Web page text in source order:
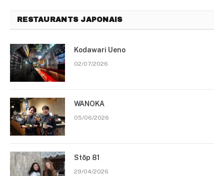
RESTAURANTS JAPONAIS
Kodawari Ueno
02/07/2026
WANOKA
05/06/2026
Stōp 81
29/04/2026